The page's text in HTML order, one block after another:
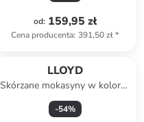
od: 159,95 zł
Cena producenta: 391,50 zł*
LLOYD
Skórzane mokasyny w kolorze
brązowym
-54%